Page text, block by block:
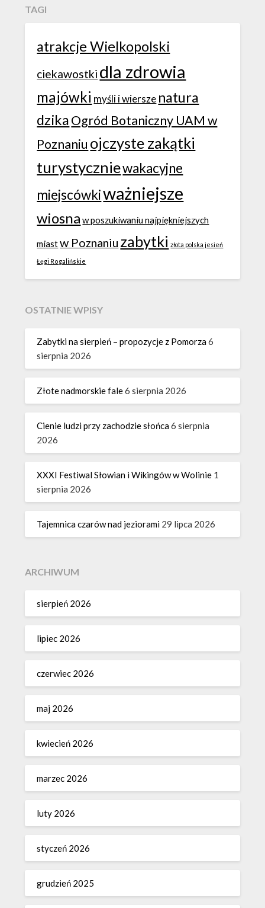
TAGI
atrakcje Wielkopolski
ciekawostki dla zdrowia
majówki myśli i wiersze natura
dzikaOgród Botaniczny UAM w
Poznaniu ojczyste zakątki
turystyczniewakacyjne
miejscówkiważniejsze
wiosna w poszukiwaniu najpiękniejszych
miastw Poznaniu zabytki złota polska jesień
Łęgi Rogalińskie
OSTATNIE WPISY
Zabytki na sierpień – propozycje z Pomorza6
sierpnia 2026
Złote nadmorskie fale6 sierpnia 2026
Cienie ludzi przy zachodzie słońca6 sierpnia
2026
XXXI Festiwal Słowian i Wikingów w Wolinie 1
sierpnia 2026
Tajemnica czarów nad jeziorami 29 lipca 2026
ARCHIWUM
sierpień 2026
lipiec 2026
czerwiec 2026
maj 2026
kwiecień 2026
marzec 2026
luty 2026
styczeń 2026
grudzień 2025